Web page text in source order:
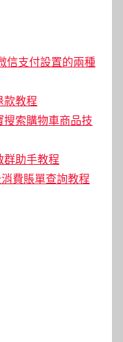
信支付設置的兩種
款教程
索購物車商品技
群助手教程
費賬單查詢教程